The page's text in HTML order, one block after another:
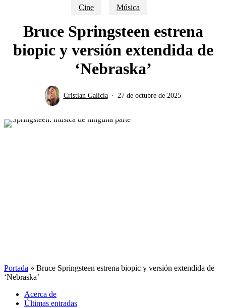
Cine Música
Bruce Springsteen estrena
biopic y versión extendida de
‘Nebraska’
Cristian Galicia 27 de octubre de 2025
Portada » Bruce Springsteen estrena biopic y versión extendida de
‘Nebraska’
Acerca de
Últimas entradas